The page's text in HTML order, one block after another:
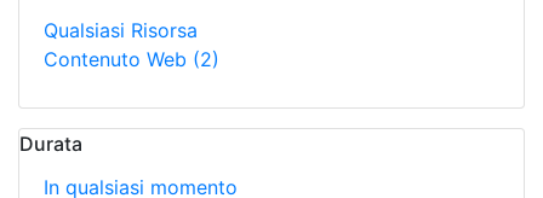
Qualsiasi Risorsa
Contenuto Web (2)
Durata
In qualsiasi momento